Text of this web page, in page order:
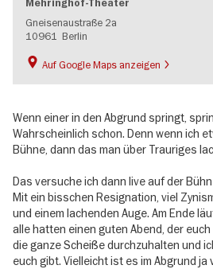
Mehringhof-Theater
Gneisenaustraße 2a
10961 Berlin
Auf Google Maps anzeigen
Wenn einer in den Abgrund springt,
Wahrscheinlich schon. Denn wenn ich
Bühne, dann das man über Trauriges
Das versuche ich dann live auf der
Mit ein bisschen Resignation, viel
und einem lachenden Auge. Am Ende
alle hatten einen guten Abend, der
die ganze Scheiße durchzuhalten und
euch gibt. Vielleicht ist es im Abgrund ja